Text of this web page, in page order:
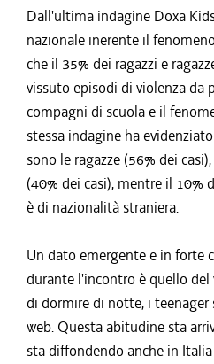
Dall'ultima indagine Doxa
nazionale inerente il
che il 35% dei ragazzi e
vissuto episodi di violenza da
compagni di scuola e il
stessa indagine ha
sono le ragazze (56% dei
(40% dei casi), mentre il 10%
è di nazionalità straniera.
Un dato emergente e in forte
durante l'incontro è quello del
di dormire di notte, i
web. Questa abitudine sta
sta diffondendo anche in